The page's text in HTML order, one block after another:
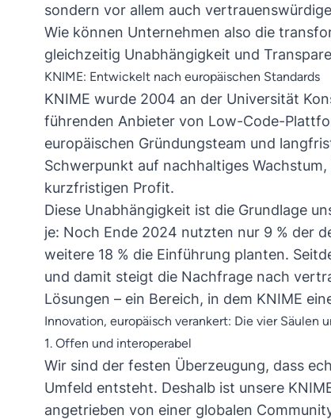
sondern vor allem auch
Wie können Unternehmen also die
gleichzeitig Unabhängigkeit und
KNIME: Entwickelt nach europäischen Standards
KNIME wurde 2004 an der Universität
führenden Anbieter von Low-Code-
europäischen Gründungsteam und
Schwerpunkt auf nachhaltiges
kurzfristigen Profit.
Diese Unabhängigkeit ist die Grundlage
je: Noch Ende 2024 nutzten nur 9 % der
weitere 18 % die Einführung planten.
und damit steigt die Nachfrage nach
Lösungen – ein Bereich, in dem KNIME
Innovation, europäisch verankert: Die vier Säulen
1. Offen und interoperabel
Wir sind der festen Überzeugung, dass
Umfeld entsteht. Deshalb ist unsere
angetrieben von einer globalen